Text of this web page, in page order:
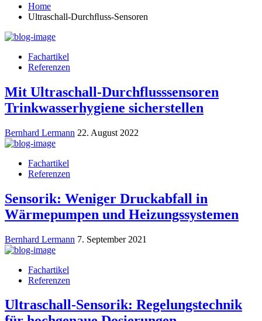
Home
Ultraschall-Durchﬂuss-Sensoren
Fachartikel
Referenzen
Mit Ultraschall-Durchflusssensoren
Trinkwasserhygiene sicherstellen
Bernhard Lermann 22. August 2022
Fachartikel
Referenzen
Sensorik: Weniger Druckabfall in
Wärmepumpen und Heizungssystemen
Bernhard Lermann 7. September 2021
Fachartikel
Referenzen
Ultraschall-Sensorik: Regelungstechnik